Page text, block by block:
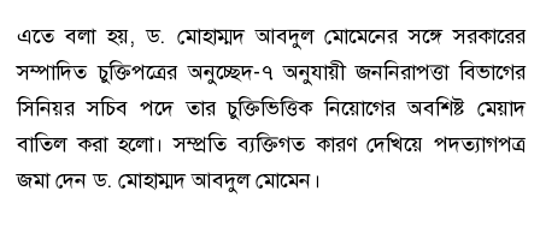
এতে বলা হয়, ড. মোহাম্মদ আবদুল মোমেনের সঙ্গে সরকারের
সম্পাদিত চুক্তিপত্রের অনুচ্ছেদ-৭ অনুযায়ী জননিরাপত্তা বিভাগের
সিনিয়র সচিব পদে তার চুক্তিভিত্তিক নিয়োগের অবশিষ্ট মেয়াদ
বাতিল করা হলো। সম্প্রতি ব্যক্তিগত কারণ দেখিয়ে পদত্যাগপত্র
জমা দেন ড. মোহাম্মদ আবদুল মোমেন।